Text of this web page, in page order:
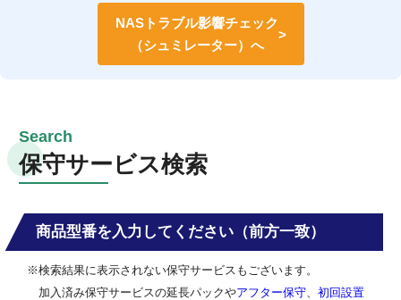
NASトラブル影響チェック
（シュミレーター）へ
保守サービス検索
商品型番を入力してください（前方一致）
※検索結果に表示されない保守サービスもございます。
加入済み保守サービスの延長パックやアフター保守
初回設置